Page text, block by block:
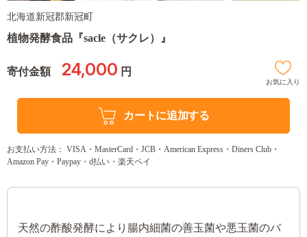
北海道新冠郡新冠町
植物発酵食品『sacle（サクレ）』
寄付金額 24,000 円
お気に入り
カートに追加する
お支払い方法： VISA・MasterCard・JCB・American Express・Diners Club・
Amazon Pay・Paypay・d払い・楽天ペイ
天然の酢酸発酵により腸内細菌の善玉菌や悪玉菌のバ